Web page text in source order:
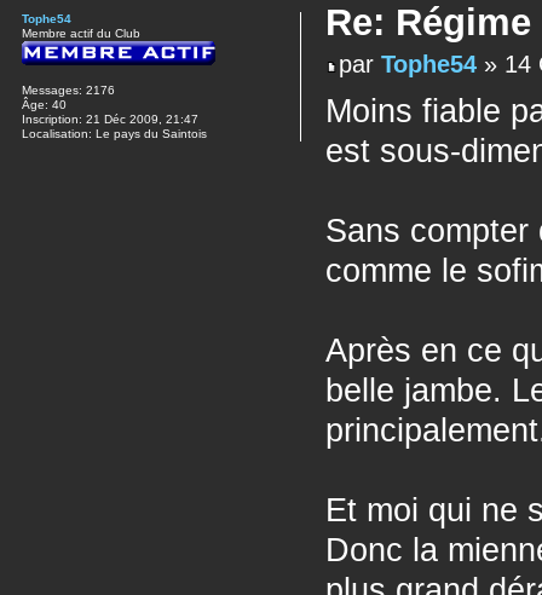
Re:
parTophe54 » 14
Moins fiable
est sous-
Sans
comme le
Après en ce
belle jambe.
Et moi qui ne
Donc la
Tophe54
Membre actif du Club
Messages: 2176
Âge: 40
Inscription: 21 Déc 2009, 21:47
Localisation: Le pays du Saintois